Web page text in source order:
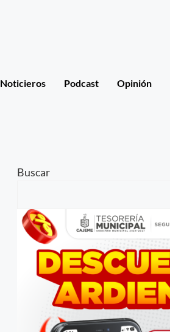
Noticieros Podcast Opinión
Buscar